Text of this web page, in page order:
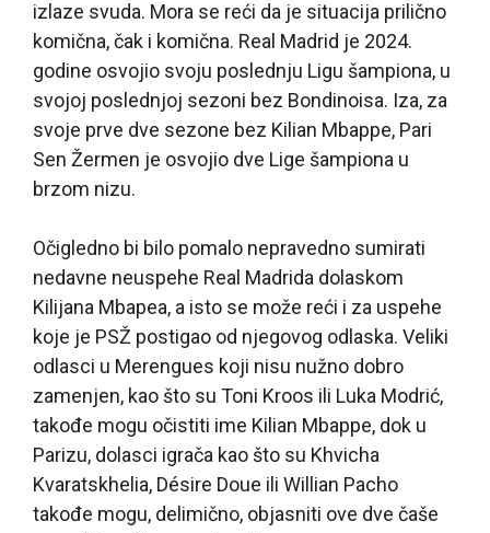
izlaze svuda. Mora se reći da je situacija prilično
komična, čak i komična. Real Madrid je 2024.
godine osvojio svoju poslednju Ligu šampiona, u
svojoj poslednjoj sezoni bez Bondinoisa. Iza, za
svoje prve dve sezone bez Kilian Mbappe, Pari
Sen Žermen je osvojio dve Lige šampiona u
brzom nizu.
Očigledno bi bilo pomalo nepravedno sumirati
nedavne neuspehe Real Madrida dolaskom
Kilijana Mbapea, a isto se može reći i za uspehe
koje je PSŽ postigao od njegovog odlaska. Veliki
odlasci u Merengues koji nisu nužno dobro
zamenjen, kao što su Toni Kroos ili Luka Modrić,
takođe mogu očistiti ime Kilian Mbappe, dok u
Parizu, dolasci igrača kao što su Khvicha
Kvaratskhelia, Désire Doue ili Willian Pacho
takođe mogu, delimično, objasniti ove dve čaše